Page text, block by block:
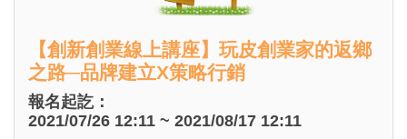
【創新創業線上講座】玩皮創業家的返鄉
之路─品牌建立X策略行銷
報名起訖：
2021/07/26 12:11 ~ 2021/08/17 12:11